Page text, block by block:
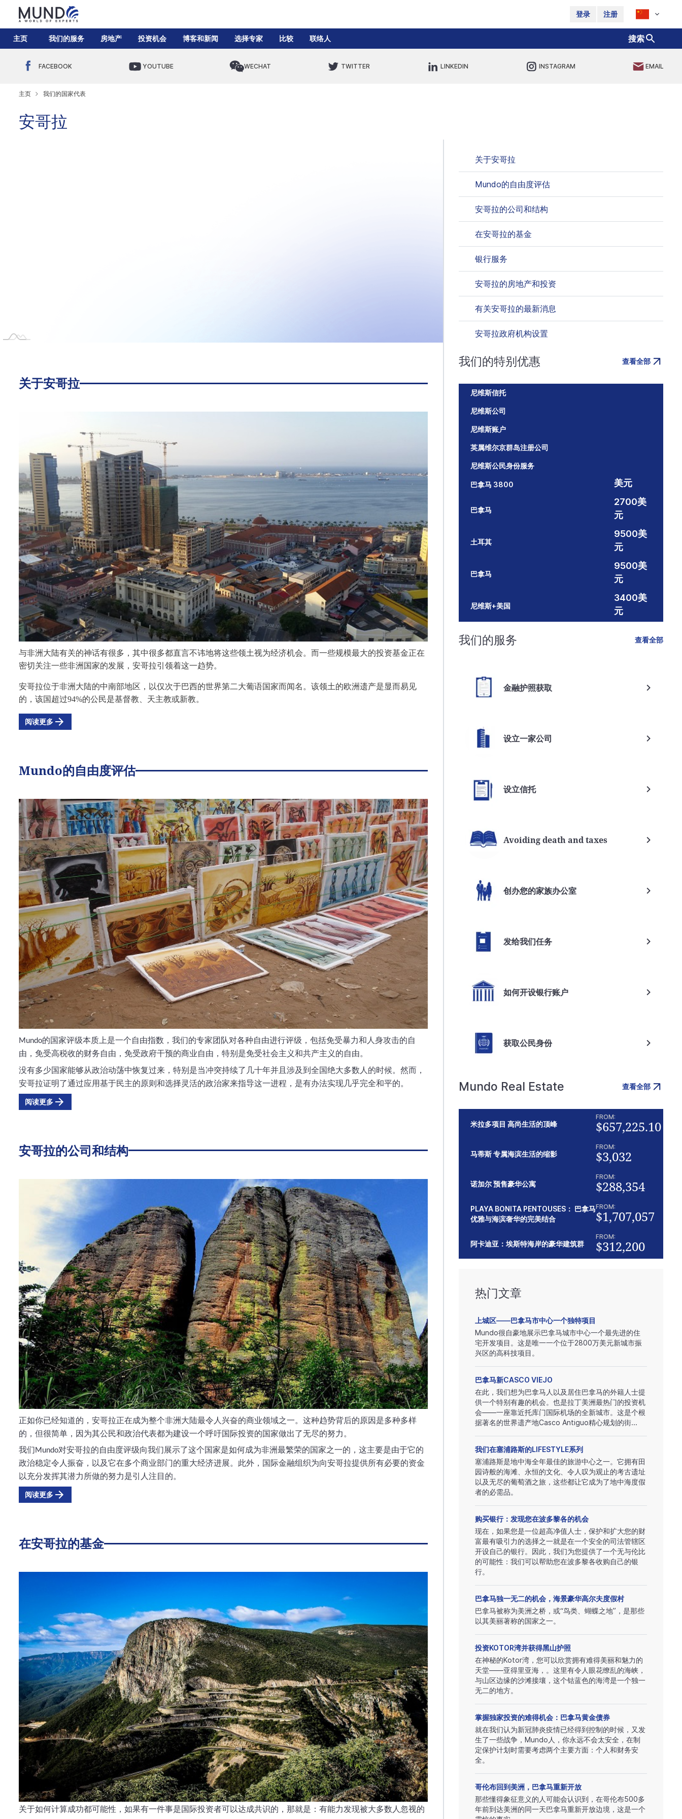
登录 注册
主页 我们的服务 房地产 投资机会 博客和新闻 选择专家 比较 联络人 搜索
FACEBOOK YOUTUBE WECHAT TWITTER LINKEDIN INSTAGRAM EMAIL
主页 我们的国家代表
安哥拉
关于安哥拉
与非洲大陆有关的神话有很多，其中很多都直言不讳地将这些领土视为经济机会。 而一些规模最大的投资基金正在
密切关注一些非洲国家的发展，安哥拉引领着这一趋势。
安哥拉位于非洲大陆的中南部地区，以仅次于巴西的世界第二大葡语国家而闻名。该领土的欧洲遗产是显而易见
的，该国超过94%的公民是基督教、天主教或新教。
阅读更多
Mundo的自由度评估
Mundo的国家评级本质上是一个自由指数，我们的专家团队对各种自由进行评级，包括免受暴力和人身攻击的自
由，免受高税收的财务自由，免受政府干预的商业自由，特别是免受社会主义和共产主义的自由。
没有多少国家能够从政治动荡中恢复过来，特别是当冲突持续了几十年并且涉及到全国绝大多数人的时候。然而，
安哥拉证明了通过应用基于民主的原则和选择灵活的政治家来指导这一进程，是有办法实现几乎完全和平的。
阅读更多
安哥拉的公司和结构
正如你已经知道的，安哥拉正在成为整个非洲大陆最令人兴奋的商业领域之一。这种趋势背后的原因是多种多样
的，但很简单，因为其公民和政治代表都为建设一个呼吁国际投资的国家做出了无尽的努力。
我们Mundo对安哥拉的自由度评级向我们展示了这个国家是如何成为非洲最繁荣的国家之一的，这主要是由于它的
政治稳定令人振奋，以及它在多个商业部门的重大经济进展。此外，国际金融组织为向安哥拉提供所有必要的资金
以充分发挥其潜力所做的努力是引人注目的。
阅读更多
在安哥拉的基金
关于如何计算成功都可能性，如果有一件事是国际投资者可以达成共识的，那就是：有能力发现被大多数人忽视的
关于安哥拉
Mundo的自由度评估
安哥拉的公司和结构
在安哥拉的基金
银行服务
安哥拉的房地产和投资
有关安哥拉的最新消息
安哥拉政府机构设置
我们的特别优惠 查看全部
尼维斯信托
尼维斯公司
尼维斯账户
英属维尔京群岛注册公司
尼维斯公民身份服务
巴拿马 3800 美元
巴拿马
2700美
元
土耳其
9500美
元
巴拿马
9500美
元
尼维斯+美国
3400美
元
我们的服务 查看全部
金融护照获取
设立一家公司
设立信托
Avoiding death and taxes
创办您的家族办公室
发给我们任务
如何开设银行账户
获取公民身份
Mundo Real Estate 查看全部
米拉多项目 高尚生活的顶峰
FROM:
$657,225.10
马蒂斯 专属海滨生活的缩影
FROM:
$3,032
诺加尔 预售豪华公寓
FROM:
$288,354
PLAYA BONITA PENTOUSES： 巴拿马
优雅与海滨奢华的完美结合
FROM:
$1,707,057
阿卡迪亚：埃斯特海岸的豪华建筑群
FROM:
$312,200
热门文章
上城区——巴拿马市中心一个独特项目
Mundo很自豪地展示巴拿马城市中心一个最先进的住
宅开发项目。这是唯一一个位于2800万美元新城市振
兴区的高科技项目。
巴拿马新CASCO VIEJO
在此，我们想为巴拿马人以及居住巴拿马的外籍人士提
供一个特别有趣的机会。也是拉丁美洲最热门的投资机
会——一座靠近托库门国际机场的全新城市。这是个根
据著名的世界遗产地Casco Antiguo精心规划的街...
我们在塞浦路斯的LIFESTYLE系列
塞浦路斯是地中海全年最佳的旅游中心之一。它拥有田
园诗般的海滩、永恒的文化、令人叹为观止的考古遗址
以及无尽的葡萄酒之旅，这些都让它成为了地中海度假
者的必需品。
购买银行：发现您在波多黎各的机会
现在，如果您是一位超高净值人士，保护和扩大您的财
富最有吸引力的选择之一就是在一个安全的司法管辖区
开设自己的银行。因此，我们为您提供了一个无与伦比
的可能性：我们可以帮助您在波多黎各收购自己的银
行。
巴拿马独一无二的机会，海景豪华高尔夫度假村
巴拿马被称为美洲之桥，或“鸟类、蝴蝶之地”，是那些
以其美丽著称的国家之一。
投资KOTOR湾并获得黑山护照
在神秘的Kotor湾，您可以欣赏拥有难得美丽和魅力的
天堂——亚得里亚海，。这里有令人眼花缭乱的海峡，
与山区边缘的沙滩接壤，这个钴蓝色的海湾是一个独一
无二的地方。
掌握独家投资的难得机会：巴拿马黄金债券
就在我们认为新冠肺炎疫情已经得到控制的时候，又发
生了一些战争，Mundo人，你永远不会太安全，在制
定保护计划时需要考虑两个主要方面：个人和财务安
全。
哥伦布回到美洲，巴拿马重新开放
那些懂得象征意义的人可能会认识到，在哥伦布500多
年前到达美洲的同一天巴拿马重新开放边境，这是一个